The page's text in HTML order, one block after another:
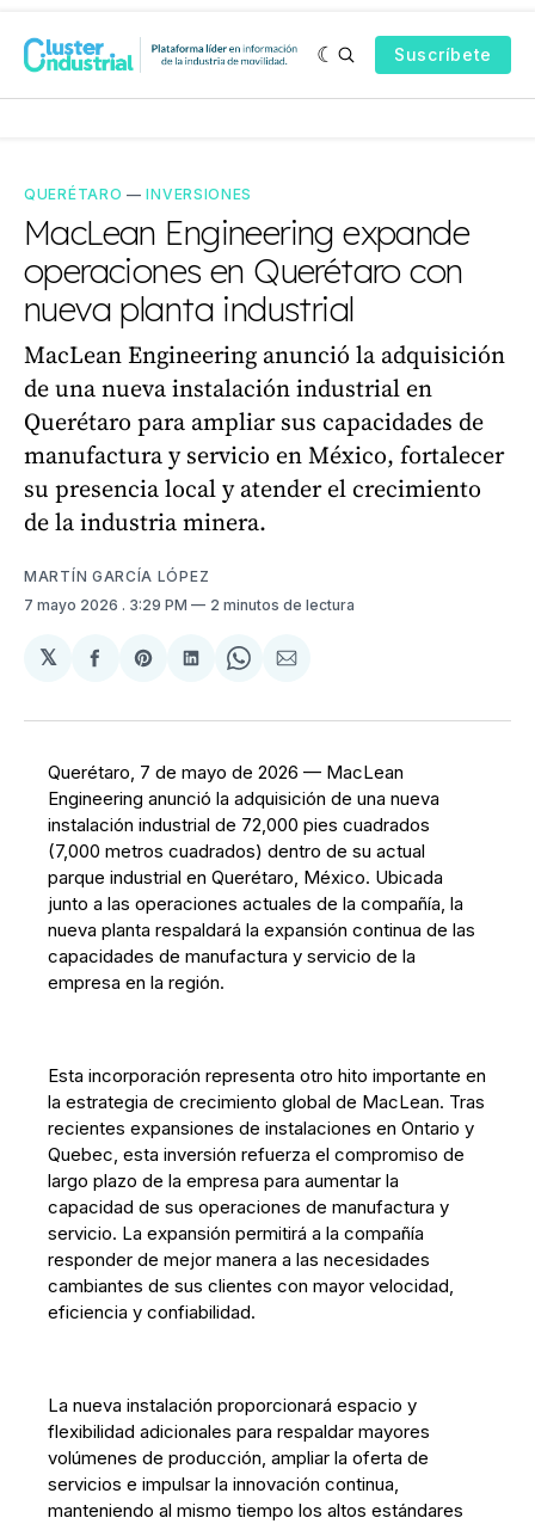
Suscríbete
QUERÉTARO —INVERSIONES
MacLean Engineering expande
operaciones en Querétaro con
nueva planta industrial
MacLean Engineering anunció la adquisición
de una nueva instalación industrial en
Querétaro para ampliar sus capacidades de
manufactura y servicio en México, fortalecer
su presencia local y atender el crecimiento
de la industria minera.
MARTÍN GARCÍA LÓPEZ
7 mayo 2026 . 3:29 PM 2 minutos de lectura
𝕏
Compartir
Facebook
Share
Pinterest
Compartir
LinkedIn
Share
WhatsApp
Compartir
Email
Querétaro, 7 de mayo de 2026 — MacLean
Engineering anunció la adquisición de una nueva
instalación industrial de 72,000 pies cuadrados
(7,000 metros cuadrados) dentro de su actual
parque industrial en Querétaro, México. Ubicada
junto a las operaciones actuales de la compañía, la
nueva planta respaldará la expansión continua de las
capacidades de manufactura y servicio de la
empresa en la región.
Esta incorporación representa otro hito importante en
la estrategia de crecimiento global de MacLean. Tras
recientes expansiones de instalaciones en Ontario y
Quebec, esta inversión refuerza el compromiso de
largo plazo de la empresa para aumentar la
capacidad de sus operaciones de manufactura y
servicio. La expansión permitirá a la compañía
responder de mejor manera a las necesidades
cambiantes de sus clientes con mayor velocidad,
eficiencia y confiabilidad.
La nueva instalación proporcionará espacio y
flexibilidad adicionales para respaldar mayores
volúmenes de producción, ampliar la oferta de
servicios e impulsar la innovación continua,
manteniendo al mismo tiempo los altos estándares